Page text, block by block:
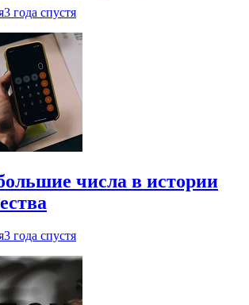
3 года спустя
числа в истории
3 года спустя